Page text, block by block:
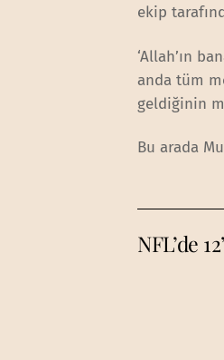
ekip
‘Allah’ın
anda tüm
geldiğinin
Bu arada
NFL’de